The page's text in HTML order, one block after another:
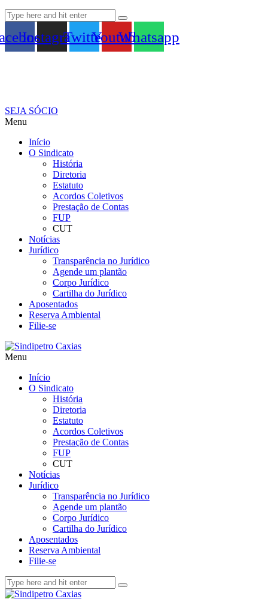
InstagramTwitterYoutubeWhatsapp
SEJA SÓCIO
Menu
Início
O Sindicato
História
Diretoria
Estatuto
Acordos Coletivos
Prestação de Contas
FUP
CUT
Notícias
Jurídico
Transparência no Jurídico
Agende um plantão
Corpo Jurídico
Cartilha do Jurídico
Aposentados
Reserva Ambiental
Filie-se
Menu
Início
O Sindicato
História
Diretoria
Estatuto
Acordos Coletivos
Prestação de Contas
FUP
CUT
Notícias
Jurídico
Transparência no Jurídico
Agende um plantão
Corpo Jurídico
Cartilha do Jurídico
Aposentados
Reserva Ambiental
Filie-se